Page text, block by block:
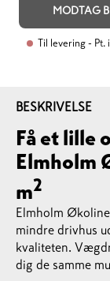
MODTAG
Til levering - Pt.
BESKRIVELSE
Få et lille
Elmholm
m2
Elmholm
mindre drivhus
kvaliteten.
dig de samme